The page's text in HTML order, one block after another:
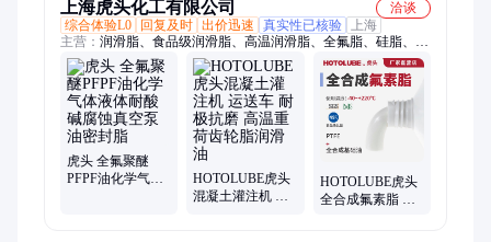
上海虎头化工有限公司
洽谈
综合体验L0
回复及时 出价迅速 真实性已核验
上海
主营： 润滑脂、食品级润滑脂、高温润滑脂、全氟脂、硅脂、低
温润滑脂、导电膏、锂基脂、高温黄油、阻尼脂、氟硅脂、特种
润滑脂、密封润滑脂、氟素脂、电动工具润滑油、汽车润滑油、
润滑油、高温齿轮油
虎头 全氟聚醚
PFPF油化学气体
HOTOLUBE虎头
混凝土灌注机 运
HOTOLUBE虎头
全合成氟素脂 汽